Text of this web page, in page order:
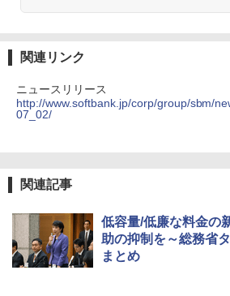
関連リンク
ニュースリリース
http://www.softbank.jp/corp/group/sbm/
07_02/
関連記事
低容量/低廉な料金の
助の抑制を～総務省
まとめ